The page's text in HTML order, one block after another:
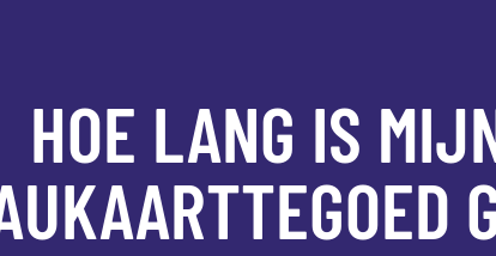
HOE LANG IS